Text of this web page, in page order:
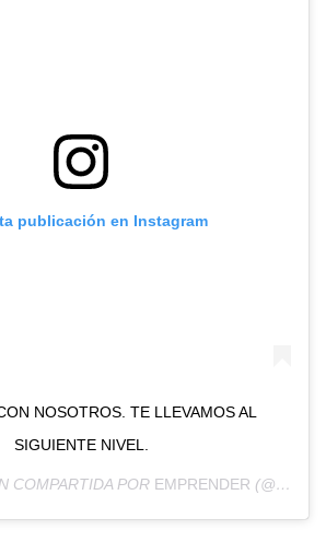
publicación en Instagram
NOSOTROS. TE LLEVAMOS AL
SIGUIENTE NIVEL.
COMPARTIDA POR EMPRENDER (@EMPRENDER.PE) EL